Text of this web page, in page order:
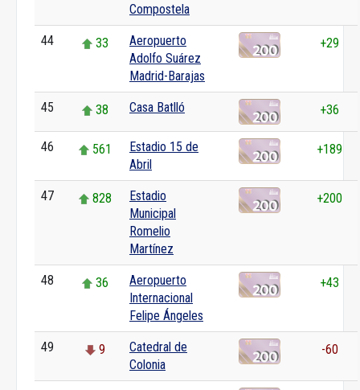
Compostela
44 33
Aeropuerto
Adolfo Suárez
Madrid-Barajas
+29
45 38 Casa Batlló +36
46 561
Estadio 15 de
Abril
+189
47 828
Estadio
Municipal
Romelio
Martínez
+200
48 36
Aeropuerto
Internacional
Felipe Ángeles
+43
49 9
Catedral de
Colonia
-60